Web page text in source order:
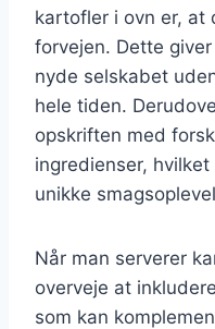
kartofler i ovn er, at
forvejen. Dette
nyde selskabet
hele tiden.
opskriften med
ingredienser,
unikke
Når man serverer
overveje at
som kan